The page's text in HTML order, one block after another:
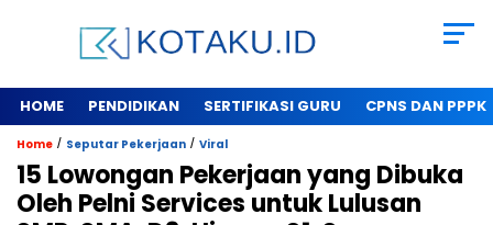
HOME PENDIDIKAN SERTIFIKASI GURU CPNS DAN PPPK
Home / Seputar Pekerjaan / Viral
15 Lowongan Pekerjaan yang Dibuka
Oleh Pelni Services untuk Lulusan